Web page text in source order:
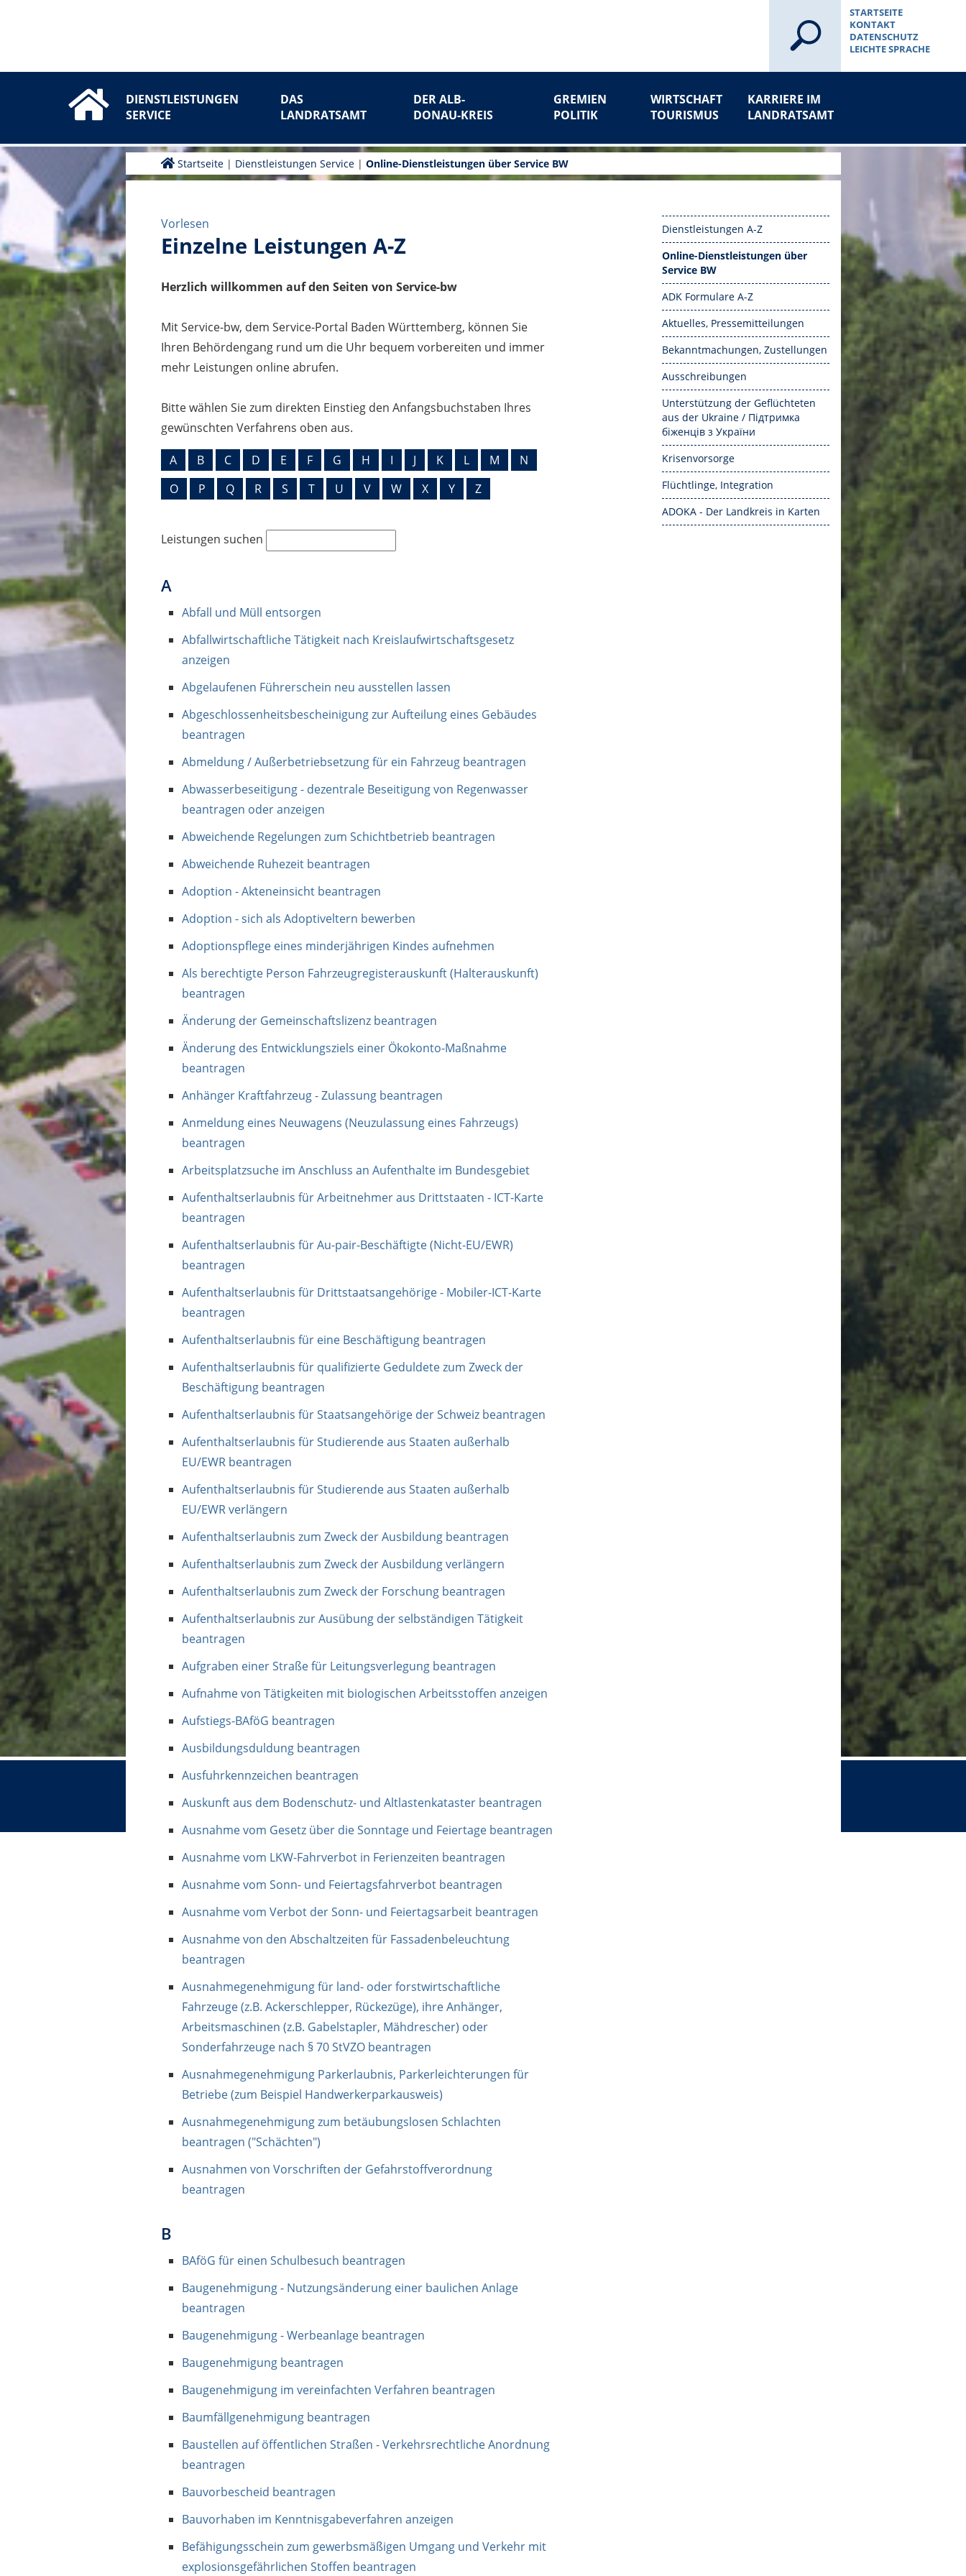
STARTSEITE
KONTAKT
DATENSCHUTZ
LEICHTE SPRACHE
DIENSTLEISTUNGEN
SERVICE
DAS
LANDRATSAMT
DER ALB-
DONAU-KREIS
GREMIEN
POLITIK
WIRTSCHAFT
TOURISMUS
KARRIERE IM
LANDRATSAMT
Startseite | Dienstleistungen Service |Online-Dienstleistungen über Service BW
Vorlesen
Einzelne Leistungen A-Z
Herzlich willkommen auf den Seiten von Service-bw
Mit Service-bw, dem Service-Portal Baden Württemberg, können Sie
Ihren Behördengang rund um die Uhr bequem vorbereiten und immer
mehr Leistungen online abrufen.
Bitte wählen Sie zum direkten Einstieg den Anfangsbuchstaben Ihres
gewünschten Verfahrens oben aus.
A B C D E F G H I J K L M
N
O
P Q R S T U V W X Y Z
Leistungen suchen
A
Abfall und Müll entsorgen
Abfallwirtschaftliche Tätigkeit nach Kreislaufwirtschaftsgesetz
anzeigen
Abgelaufenen Führerschein neu ausstellen lassen
Abgeschlossenheitsbescheinigung zur Aufteilung eines Gebäudes
beantragen
Abmeldung / Außerbetriebsetzung für ein Fahrzeug beantragen
Abwasserbeseitigung - dezentrale Beseitigung von Regenwasser
beantragen oder anzeigen
Abweichende Regelungen zum Schichtbetrieb beantragen
Abweichende Ruhezeit beantragen
Adoption - Akteneinsicht beantragen
Adoption - sich als Adoptiveltern bewerben
Adoptionspflege eines minderjährigen Kindes aufnehmen
Als berechtigte Person Fahrzeugregisterauskunft (Halterauskunft)
beantragen
Änderung der Gemeinschaftslizenz beantragen
Änderung des Entwicklungsziels einer Ökokonto-Maßnahme
beantragen
Anhänger Kraftfahrzeug - Zulassung beantragen
Anmeldung eines Neuwagens (Neuzulassung eines Fahrzeugs)
beantragen
Arbeitsplatzsuche im Anschluss an Aufenthalte im Bundesgebiet
Aufenthaltserlaubnis für Arbeitnehmer aus Drittstaaten - ICT-Karte
beantragen
Aufenthaltserlaubnis für Au-pair-Beschäftigte (Nicht-EU/EWR)
beantragen
Aufenthaltserlaubnis für Drittstaatsangehörige - Mobiler-ICT-Karte
beantragen
Aufenthaltserlaubnis für eine Beschäftigung beantragen
Aufenthaltserlaubnis für qualifizierte Geduldete zum Zweck der
Beschäftigung beantragen
Aufenthaltserlaubnis für Staatsangehörige der Schweiz beantragen
Aufenthaltserlaubnis für Studierende aus Staaten außerhalb
EU/EWR beantragen
Aufenthaltserlaubnis für Studierende aus Staaten außerhalb
EU/EWR verlängern
Aufenthaltserlaubnis zum Zweck der Ausbildung beantragen
Aufenthaltserlaubnis zum Zweck der Ausbildung verlängern
Aufenthaltserlaubnis zum Zweck der Forschung beantragen
Aufenthaltserlaubnis zur Ausübung der selbständigen Tätigkeit
beantragen
Aufgraben einer Straße für Leitungsverlegung beantragen
Aufnahme von Tätigkeiten mit biologischen Arbeitsstoffen anzeigen
Aufstiegs-BAföG beantragen
Ausbildungsduldung beantragen
Ausfuhrkennzeichen beantragen
Auskunft aus dem Bodenschutz- und Altlastenkataster beantragen
Ausnahme vom Gesetz über die Sonntage und Feiertage beantragen
Ausnahme vom LKW-Fahrverbot in Ferienzeiten beantragen
Ausnahme vom Sonn- und Feiertagsfahrverbot beantragen
Ausnahme vom Verbot der Sonn- und Feiertagsarbeit beantragen
Ausnahme von den Abschaltzeiten für Fassadenbeleuchtung
beantragen
Ausnahmegenehmigung für land- oder forstwirtschaftliche
Fahrzeuge (z.B. Ackerschlepper, Rückezüge), ihre Anhänger,
Arbeitsmaschinen (z.B. Gabelstapler, Mähdrescher) oder
Sonderfahrzeuge nach § 70 StVZO beantragen
Ausnahmegenehmigung Parkerlaubnis, Parkerleichterungen für
Betriebe (zum Beispiel Handwerkerparkausweis)
Ausnahmegenehmigung zum betäubungslosen Schlachten
beantragen ("Schächten")
Ausnahmen von Vorschriften der Gefahrstoffverordnung
beantragen
B
BAföG für einen Schulbesuch beantragen
Baugenehmigung - Nutzungsänderung einer baulichen Anlage
beantragen
Baugenehmigung - Werbeanlage beantragen
Baugenehmigung beantragen
Baugenehmigung im vereinfachten Verfahren beantragen
Baumfällgenehmigung beantragen
Baustellen auf öffentlichen Straßen - Verkehrsrechtliche Anordnung
beantragen
Bauvorbescheid beantragen
Bauvorhaben im Kenntnisgabeverfahren anzeigen
Befähigungsschein zum gewerbsmäßigen Umgang und Verkehr mit
explosionsgefährlichen Stoffen beantragen
Dienstleistungen A-Z
Online-Dienstleistungen über
Service BW
ADK Formulare A-Z
Aktuelles, Pressemitteilungen
Bekanntmachungen, Zustellungen
Ausschreibungen
Unterstützung der Geflüchteten
aus der Ukraine / Підтримка
біженців з України
Krisenvorsorge
Flüchtlinge, Integration
ADOKA - Der Landkreis in Karten